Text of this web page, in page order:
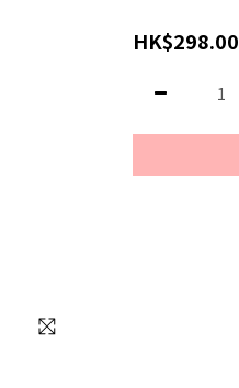
HK$298.00